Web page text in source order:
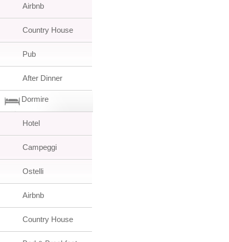
Airbnb
Country House
Pub
After Dinner
Dormire
Hotel
Campeggi
Ostelli
Airbnb
Country House